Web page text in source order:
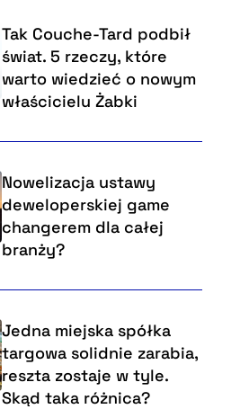
Tak Couche-Tard podbił
świat. 5 rzeczy, które
warto wiedzieć o nowym
właścicielu Żabki
Nowelizacja ustawy
deweloperskiej game
changerem dla całej
branży?
Jedna miejska spółka
targowa solidnie zarabia,
reszta zostaje w tyle.
Skąd taka różnica?